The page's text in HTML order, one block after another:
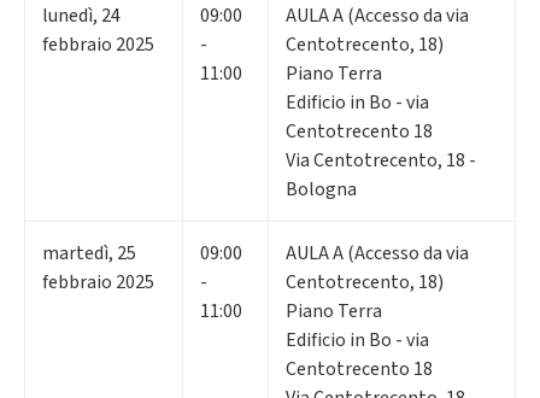
lunedì, 24
febbraio 2025
09:00
-
11:00
AULA A (Accesso da via
Centotrecento, 18)
Piano Terra
Edificio in Bo - via
Centotrecento 18
Via Centotrecento, 18 -
Bologna
martedì, 25
febbraio 2025
09:00
-
11:00
AULA A (Accesso da via
Centotrecento, 18)
Piano Terra
Edificio in Bo - via
Centotrecento 18